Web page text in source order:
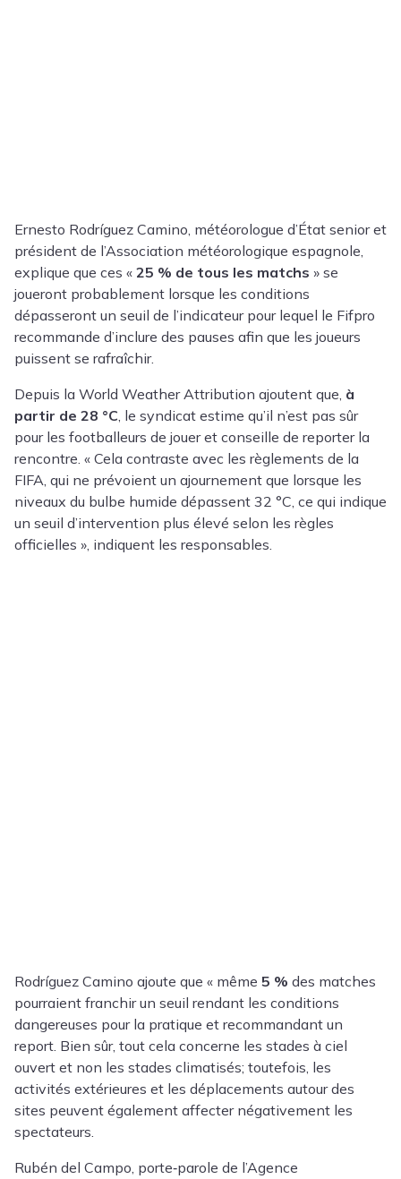
Ernesto Rodríguez Camino, météorologue d’État senior et
président de l’Association météorologique espagnole,
explique que ces « 25 % de tous les matchs » se
joueront probablement lorsque les conditions
dépasseront un seuil de l’indicateur pour lequel le Fifpro
recommande d’inclure des pauses afin que les joueurs
puissent se rafraîchir.
Depuis la World Weather Attribution ajoutent que, à
partir de 28 °C, le syndicat estime qu’il n’est pas sûr
pour les footballeurs de jouer et conseille de reporter la
rencontre. « Cela contraste avec les règlements de la
FIFA, qui ne prévoient un ajournement que lorsque les
niveaux du bulbe humide dépassent 32 °C, ce qui indique
un seuil d’intervention plus élevé selon les règles
officielles », indiquent les responsables.
Rodríguez Camino ajoute que « même 5 % des matches
pourraient franchir un seuil rendant les conditions
dangereuses pour la pratique et recommandant un
report. Bien sûr, tout cela concerne les stades à ciel
ouvert et non les stades climatisés; toutefois, les
activités extérieures et les déplacements autour des
sites peuvent également affecter négativement les
spectateurs.
Rubén del Campo, porte‑parole de l’Agence